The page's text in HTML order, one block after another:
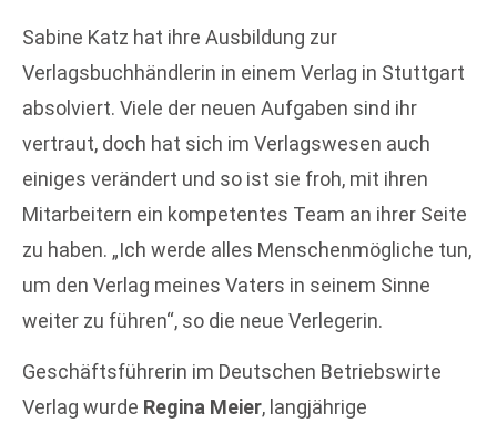
Sabine Katz hat ihre Ausbildung zur
Verlagsbuchhändlerin in einem Verlag in Stuttgart
absolviert. Viele der neuen Aufgaben sind ihr
vertraut, doch hat sich im Verlagswesen auch
einiges verändert und so ist sie froh, mit ihren
Mitarbeitern ein kompetentes Team an ihrer Seite
zu haben. „Ich werde alles Menschenmögliche tun,
um den Verlag meines Vaters in seinem Sinne
weiter zu führen“, so die neue Verlegerin.
Geschäftsführerin im Deutschen Betriebswirte
Verlag wurde Regina Meier, langjährige